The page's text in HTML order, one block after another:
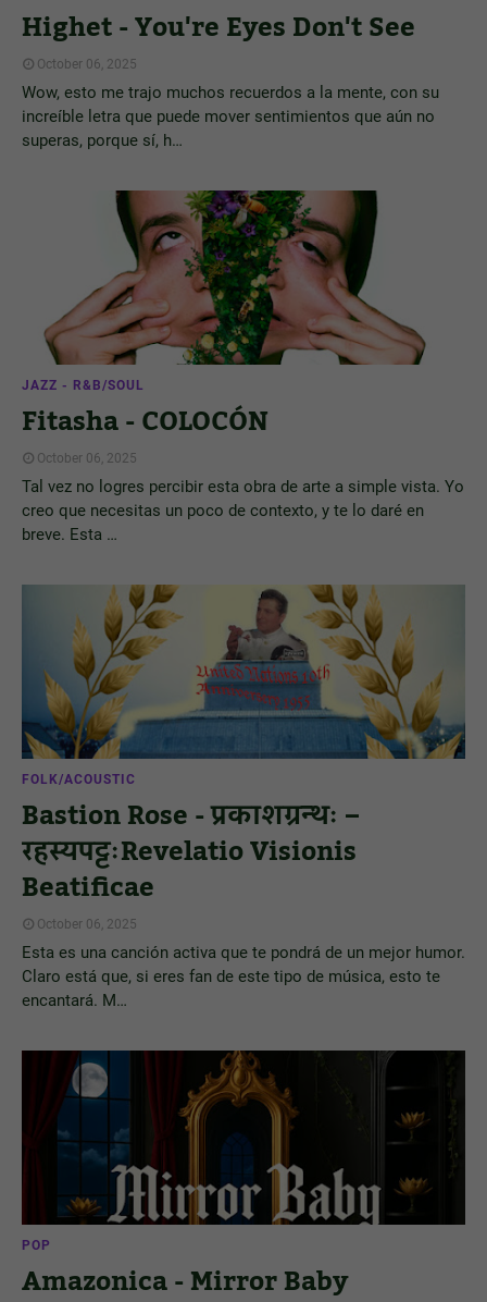
Highet - You're Eyes Don't See
October 06, 2025
Wow, esto me trajo muchos recuerdos a la mente, con su
increíble letra que puede mover sentimientos que aún no
superas, porque sí, h…
JAZZ - R&B/SOUL
Fitasha - COLOCÓN
October 06, 2025
Tal vez no logres percibir esta obra de arte a simple vista. Yo
creo que necesitas un poco de contexto, y te lo daré en
breve. Esta …
FOLK/ACOUSTIC
Bastion Rose - प्रकाशग्रन्थः –
रहस्यपट्टःRevelatio Visionis
Beatificae
October 06, 2025
Esta es una canción activa que te pondrá de un mejor humor.
Claro está que, si eres fan de este tipo de música, esto te
encantará. M…
POP
Amazonica - Mirror Baby